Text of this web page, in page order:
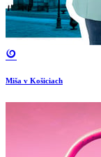
Miša v Košiciach